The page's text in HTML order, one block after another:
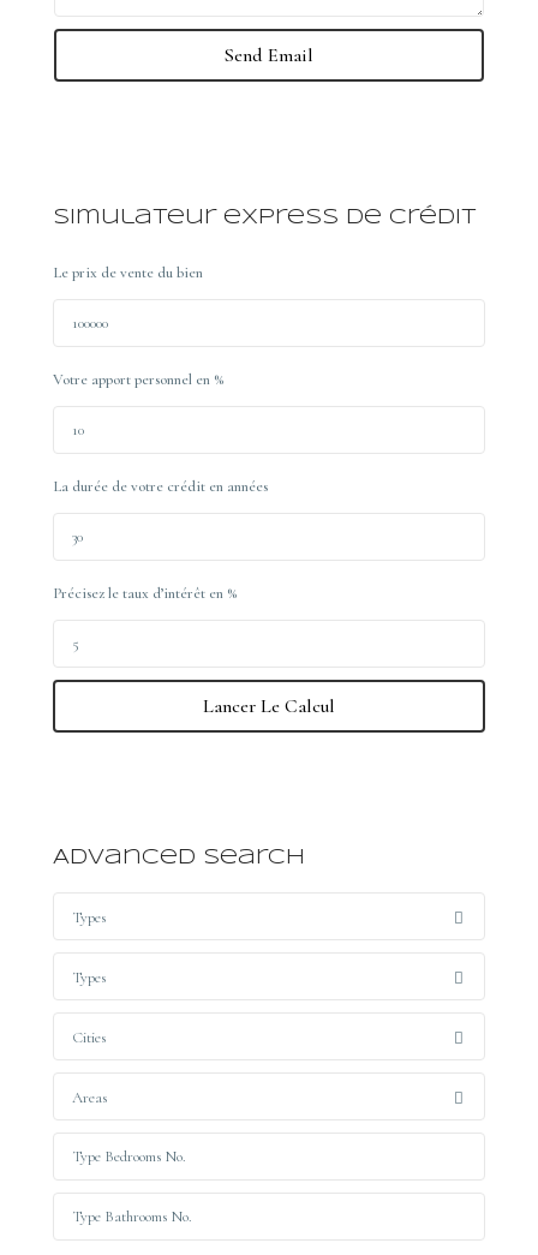
Simulateur express de crédit
Le prix de vente du bien
Votre apport personnel en %
La durée de votre crédit en années
Précisez le taux d’intérêt en %
Lancer Le Calcul
Advanced Search
Types
Types
Cities
Areas